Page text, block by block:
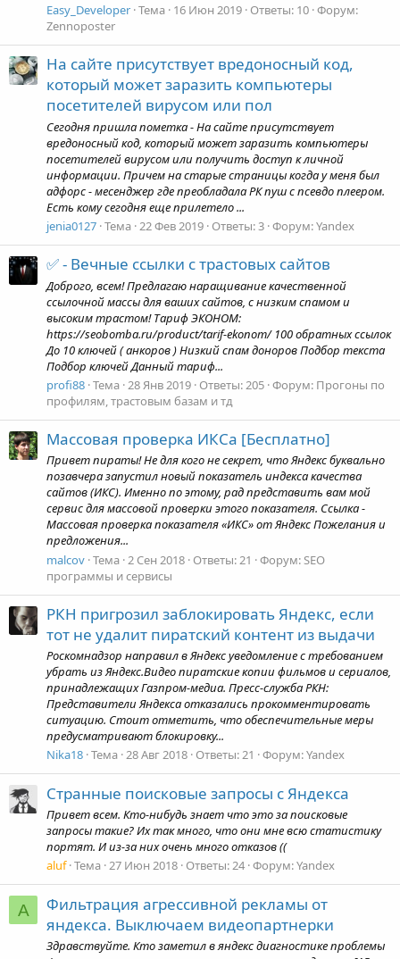
Easy_Developer Тема 16 Июн 2019 Ответы: 10 Форум:
Zennoposter
На сайте присутствует вредоносный код,
который может заразить компьютеры
посетителей вирусом или пол
Сегодня пришла пометка - На сайте присутствует
вредоносный код, который может заразить компьютеры
посетителей вирусом или получить доступ к личной
информации. Причем на старые страницы когда у меня был
адфорс - месенджер где преобладала РК пуш с псевдо плеером.
Есть кому сегодня еще прилетело ...
jenia0127 Тема 22 Фев 2019 Ответы: 3 Форум:Yandex
✅ - Вечные ссылки с трастовых сайтов
Доброго, всем! Предлагаю наращивание качественной
ссылочной массы для ваших сайтов, с низким спамом и
высоким трастом! Тариф ЭКОНОМ:
https://seobomba.ru/product/tarif-ekonom/ 100 обратных ссылок
До 10 ключей ( анкоров ) Низкий спам доноров Подбор текста
Подбор ключей Данный тариф...
profi88 Тема 28 Янв 2019 Ответы: 205 Форум: Прогоны по
профилям, трастовым базам и тд
Массовая проверка ИКСа [Бесплатно]
Привет пираты! Не для кого не секрет, что Яндекс буквально
позавчера запустил новый показатель индекса качества
сайтов (ИКС). Именно по этому, рад представить вам мой
сервис для массовой проверки этого показателя. Ссылка -
Массовая проверка показателя «ИКС» от Яндекс Пожелания и
предложения...
malcov Тема 2 Сен 2018 Ответы: 21 Форум: SEO
программы и сервисы
РКН пригрозил заблокировать Яндекс, если
тот не удалит пиратский контент из выдачи
Роскомнадзор направил в Яндекс уведомление с требованием
убрать из Яндекс.Видео пиратские копии фильмов и сериалов,
принадлежащих Газпром-медиа. Пресс-служба РКН:
Представители Яндекса отказались прокомментировать
ситуацию. Стоит отметить, что обеспечительные меры
предусматривают блокировку...
Nika18 Тема 28 Авг 2018 Ответы: 21 Форум:Yandex
Странные поисковые запросы с Яндекса
Привет всем. Кто-нибудь знает что это за поисковые
запросы такие? Их так много, что они мне всю статистику
портят. И из-за них очень много отказов ((
aluf Тема 27 Июн 2018 Ответы: 24 Форум:Yandex
A
Фильтрация агрессивной рекламы от
яндекса. Выключаем видеопартнерки
Здравствуйте. Кто заметил в яндекс диагностике проблемы